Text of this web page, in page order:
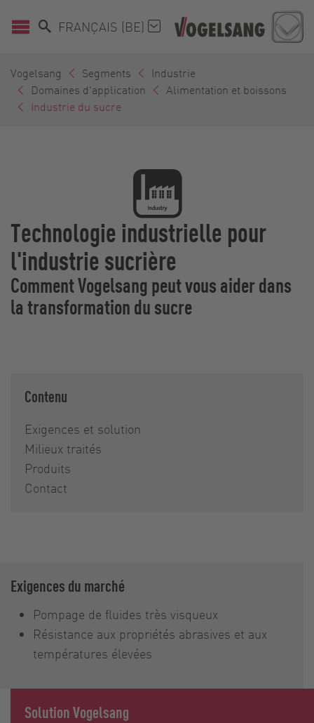
FRANÇAIS (BE)
Vogelsang Segments
Industrie
Domaines d'application
Alimentation et boissons
Industrie du sucre
Technologie industrielle pour
l'industrie sucrière
Comment Vogelsang peut vous aider dans
la transformation du sucre
Contenu
Exigences et solution
Milieux traités
Produits
Contact
Exigences du marché
Pompage de fluides très visqueux
Résistance aux propriétés abrasives et aux
températures élevées
Solution Vogelsang